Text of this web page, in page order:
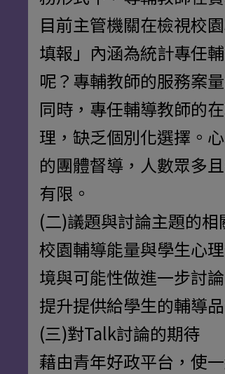
目前主管機關在檢視校
填報」內涵為統計專任
呢？專輔教師的服務案
同時，專任輔導教師的
理，缺乏個別化選擇。
的團體督導，人數眾多
有限。
(二)議題與討論主題的
校園輔導能量與學生心
境與可能性做進一步討
提升提供給學生的輔導
(三)對Talk討論的期待
藉由青年好政平台，使